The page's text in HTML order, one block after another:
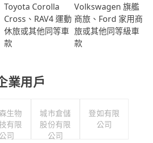
Toyota Corolla
Cross、RAV4 運動
休旅或其他同等車
款
Volkswagen 旗艦
商旅、Ford 家用商
旅或其他同等級車
款
業用戶
生物
有限
公司
城市倉儲
股份有限
公司
登如有限
公司